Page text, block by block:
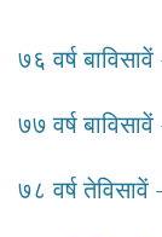
७६ वर्ष
७७ वर्ष
७८ वर्ष